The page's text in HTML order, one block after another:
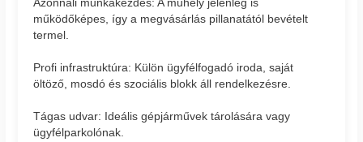
működőképes, így a megvásárlás pillanatától bevételt
termel.
Profi infrastruktúra: Külön ügyfélfogadó iroda, saját
öltöző, mosdó és szociális blokk áll rendelkezésre.
Tágas udvar: Ideális gépjárművek tárolására vagy
ügyfélparkolónak.